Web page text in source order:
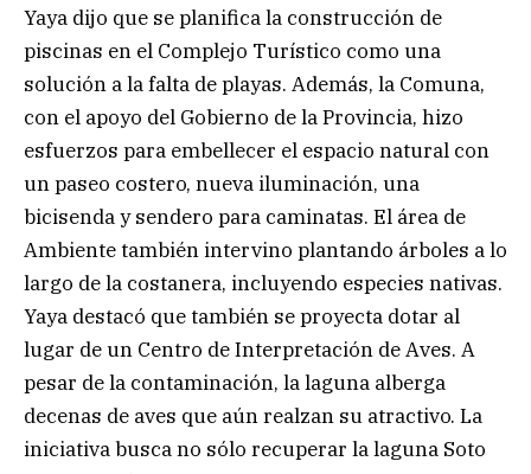
Yaya dijo que se planifica la construcción de
piscinas en el Complejo Turístico como una
solución a la falta de playas. Además, la Comuna,
con el apoyo del Gobierno de la Provincia, hizo
esfuerzos para embellecer el espacio natural con
un paseo costero, nueva iluminación, una
bicisenda y sendero para caminatas. El área de
Ambiente también intervino plantando árboles a lo
largo de la costanera, incluyendo especies nativas.
Yaya destacó que también se proyecta dotar al
lugar de un Centro de Interpretación de Aves. A
pesar de la contaminación, la laguna alberga
decenas de aves que aún realzan su atractivo. La
iniciativa busca no sólo recuperar la laguna Soto